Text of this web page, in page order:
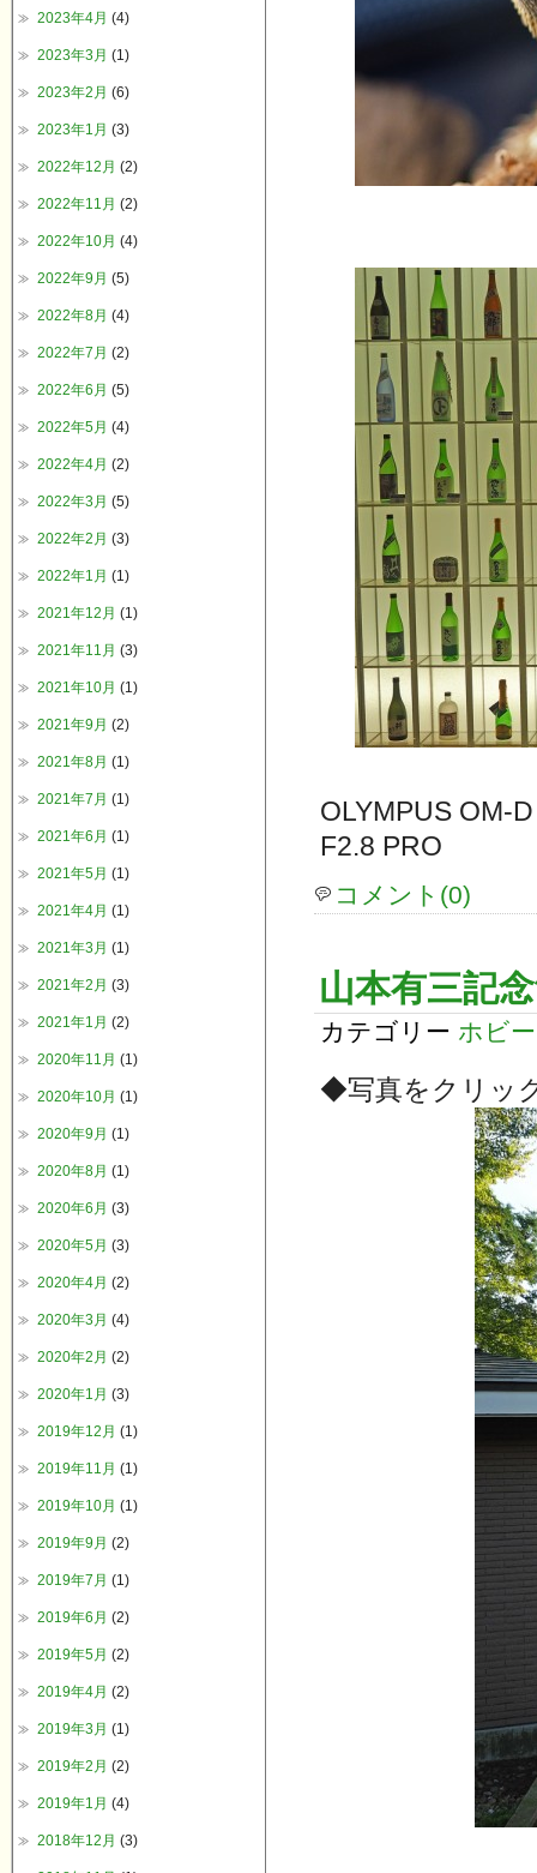
OLYMPUS
F2.8 PRO
コメント(0)
山本有三記
カテゴリー ホビー
◆写真をクリッ
2023年4月 (4)
2023年3月 (1)
2023年2月 (6)
2023年1月 (3)
2022年12月 (2)
2022年11月 (2)
2022年10月 (4)
2022年9月 (5)
2022年8月 (4)
2022年7月 (2)
2022年6月 (5)
2022年5月 (4)
2022年4月 (2)
2022年3月 (5)
2022年2月 (3)
2022年1月 (1)
2021年12月 (1)
2021年11月 (3)
2021年10月 (1)
2021年9月 (2)
2021年8月 (1)
2021年7月 (1)
2021年6月 (1)
2021年5月 (1)
2021年4月 (1)
2021年3月 (1)
2021年2月 (3)
2021年1月 (2)
2020年11月 (1)
2020年10月 (1)
2020年9月 (1)
2020年8月 (1)
2020年6月 (3)
2020年5月 (3)
2020年4月 (2)
2020年3月 (4)
2020年2月 (2)
2020年1月 (3)
2019年12月 (1)
2019年11月 (1)
2019年10月 (1)
2019年9月 (2)
2019年7月 (1)
2019年6月 (2)
2019年5月 (2)
2019年4月 (2)
2019年3月 (1)
2019年2月 (2)
2019年1月 (4)
2018年12月 (3)